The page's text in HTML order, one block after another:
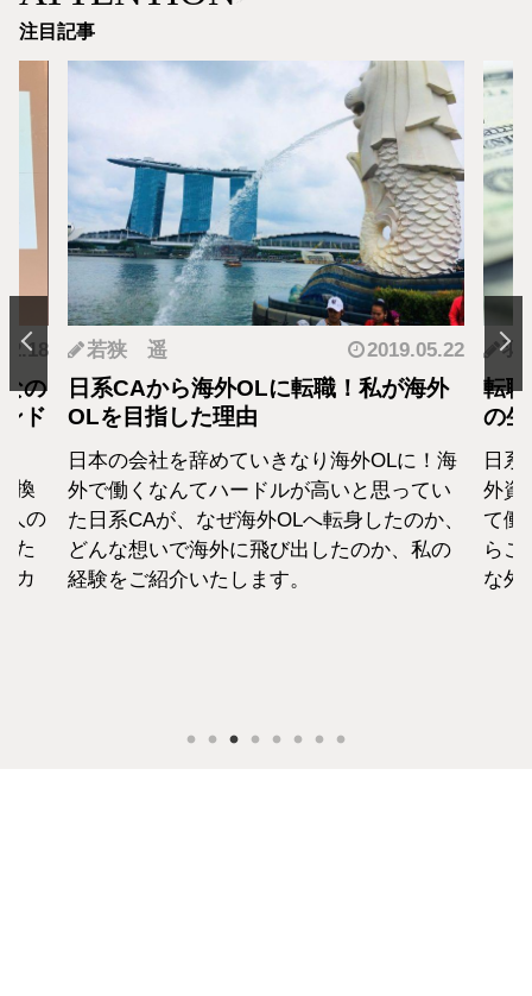
注目記事
の
ド
換
人の
た
カ
若狭 遥 2019.05.22
日系CAから海外OLに転職！私が海外
OLを目指した理由
日本の会社を辞めていきなり海外OLに！海
外で働くなんてハードルが高いと思ってい
た日系CAが、なぜ海外OLへ転身したのか、
どんな想いで海外に飛び出したのか、私の
経験をご紹介いたします。
羽
転
の
日
外資
て働
らこ
な外